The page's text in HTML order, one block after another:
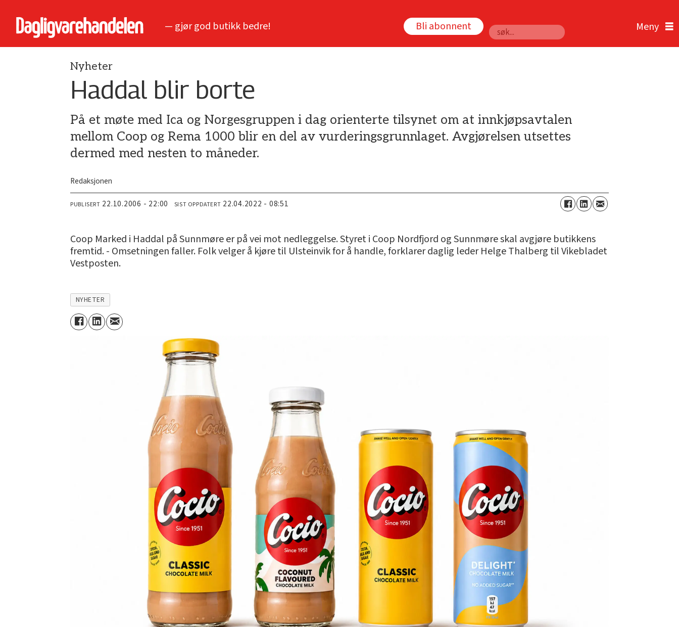
— gjør god butikk bedre! Bli abonnent
Søk
Nyheter
Haddal blir borte
På et møte med Ica og Norgesgruppen i dag orienterte tilsynet om at innkjøpsavtalen
mellom Coop og Rema 1000 blir en del av vurderingsgrunnlaget. Avgjørelsen utsettes
dermed med nesten to måneder.
Redaksjonen
PUBLISERT 22.10.2006 - 22:00 SIST OPPDATERT 22.04.2022 - 08:51
Coop Marked i Haddal på Sunnmøre er på vei mot nedleggelse. Styret i Coop Nordfjord og Sunnmøre skal avgjøre butikkens
fremtid. - Omsetningen faller. Folk velger å kjøre til Ulsteinvik for å handle, forklarer daglig leder Helge Thalberg til Vikebladet
Vestposten.
NYHETER